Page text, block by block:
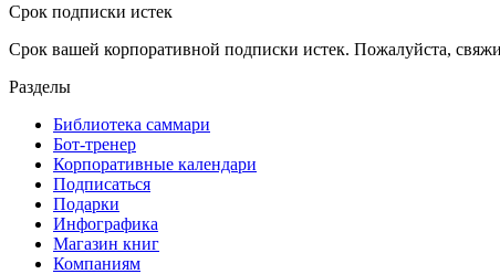
Срок подписки истек
Срок вашей корпоративной подписки истек. Пожалуйста,
Разделы
Библиотека саммари
Бот-тренер
Корпоративные календари
Подписаться
Подарки
Инфографика
Магазин книг
Компаниям